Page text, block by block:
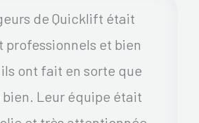
de Quicklift était
et bien
ont fait en sorte que
bien. Leur équipe était